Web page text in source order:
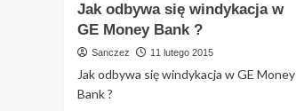
Jak odbywa się windykacja w
GE Money Bank ?
Sanczez 11 lutego 2015
Jak odbywa się windykacja w GE Money
Bank ?